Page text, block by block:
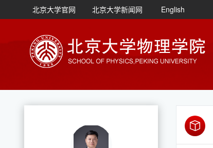
北京大学官网 北京大学新闻网 English